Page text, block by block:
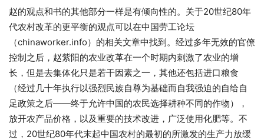
赵的观点和书的其他部分一样是有倾向性的。关于20世纪80年
代农村改革的更平衡的观点可以在中国劳工论坛
（chinaworker.info）的相关文章中找到。经过多年无效的官僚
控制之后，赵紫阳的农业改革在一个时期内刺激了农业的增
长，但是去集体化只是若干因素之一，其他还包括进口粮食
（经过几十年执行以强烈民族自尊为基础而自我强迫的自给自
足政策之后——终于允许中国的农民选择耕种不同的作物），
放开农产品价格，以及重要的技术改进，广泛使用化肥等。不
过，20世纪80年代末起中国农村的最初的所激发的生产力放缓